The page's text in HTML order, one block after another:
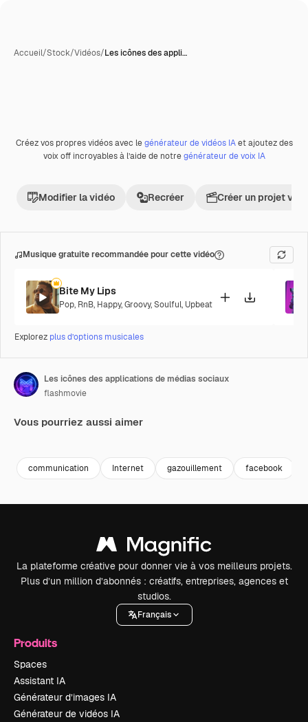
Accueil/Stock/Vidéos/Les icônes des appli…
Premium
Créez vos propres vidéos avec legénérateur de vidéos IAet ajoutez des
voix off incroyables à l’aide de notregénérateur de voix IA
Modifier la vidéo Recréer Créer un projet
Musique gratuite recommandée pour cette vidéo
Bite My Lips
Pop, RnB, Happy,Groovy,Soulful, Upbeat
Explorez plus d’options musicales
Les icônes des applications de médias sociaux
flashmovie
Vous pourriez aussi aimer
communication Internet gazouillement facebook
La plateforme créative pour donner vie à vos meilleurs projets.
Plus d’un million d’abonnés : créatifs, entreprises, agences et
studios.
Français
Produits
Spaces
Assistant IA
Générateur d’images IA
Générateur de vidéos IA